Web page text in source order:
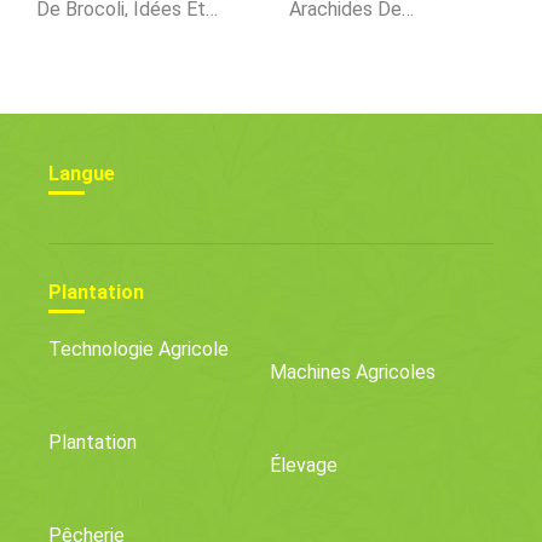
De Brocoli, Idées Et
Arachides De
Langue
Plantation
Technologie Agricole
Machines Agricoles
Plantation
Élevage
Pêcherie